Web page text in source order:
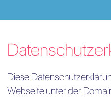
Diese
Webseite unter der